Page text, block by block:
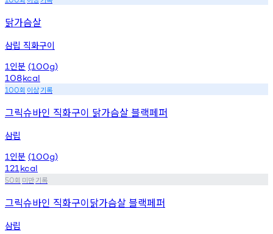
닭가슴살
삼립 직화구이
1 인분 (100g)
108kcal
100회 이상기록
그릭슈바인 직화구이 닭가슴살 블랙페퍼
삼립
1 인분 (100g)
121 kcal
50회 미만기록
그릭슈바인 직화구이닭가슴살 블랙페퍼
삼립